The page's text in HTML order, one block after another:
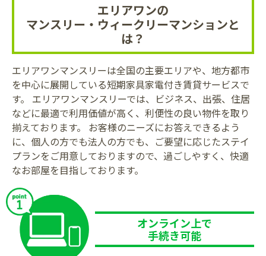
エリアワンの
マンスリー・ウィークリーマンションと
は？
エリアワンマンスリーは全国の主要エリアや、地方都市
を中心に展開している短期家具家電付き賃貸サービスで
す。 エリアワンマンスリーでは、ビジネス、出張、住居
などに最適で利用価値が高く、利便性の良い物件を取り
揃えております。 お客様のニーズにお答えできるよう
に、個人の方でも法人の方でも、ご要望に応じたステイ
プランをご用意しておりますので、過ごしやすく、快適
なお部屋を目指しております。
オンライン上で
手続き可能